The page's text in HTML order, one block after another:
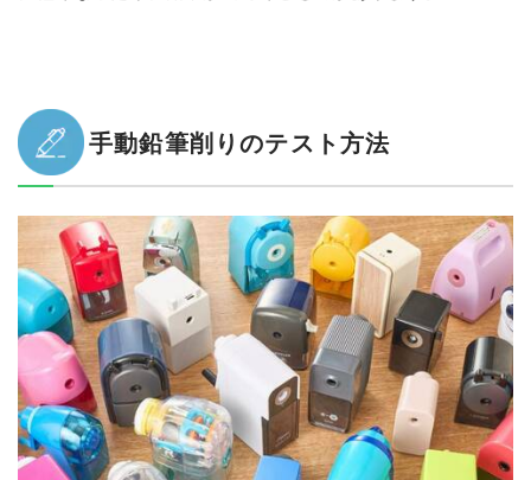
手動鉛筆削りのテスト方法